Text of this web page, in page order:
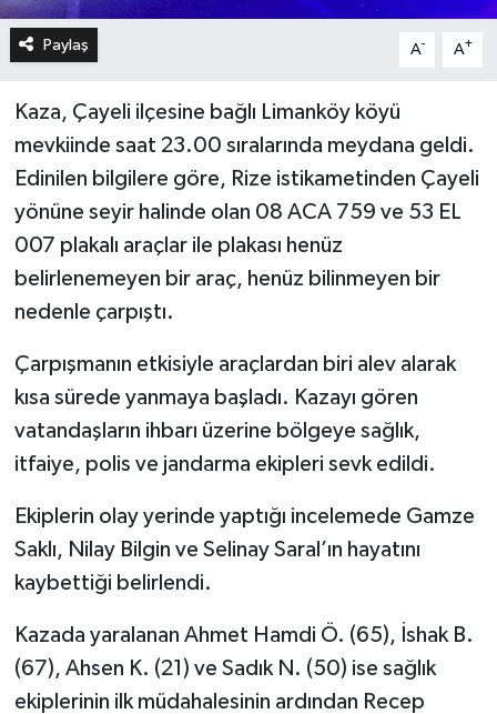
Paylaş A- A+
Kaza, Çayeli ilçesine bağlı Limanköy köyü
mevkiinde saat 23.00 sıralarında meydana geldi.
Edinilen bilgilere göre, Rize istikametinden Çayeli
yönüne seyir halinde olan 08 ACA 759 ve 53 EL
007 plakalı araçlar ile plakası henüz
belirlenemeyen bir araç, henüz bilinmeyen bir
nedenle çarpıştı.
Çarpışmanın etkisiyle araçlardan biri alev alarak
kısa sürede yanmaya başladı. Kazayı gören
vatandaşların ihbarı üzerine bölgeye sağlık,
itfaiye, polis ve jandarma ekipleri sevk edildi.
Ekiplerin olay yerinde yaptığı incelemede Gamze
Saklı, Nilay Bilgin ve Selinay Saral’ın hayatını
kaybettiği belirlendi.
Kazada yaralanan Ahmet Hamdi Ö. (65), İshak B.
(67), Ahsen K. (21) ve Sadık N. (50) ise sağlık
ekiplerinin ilk müdahalesinin ardından Recep